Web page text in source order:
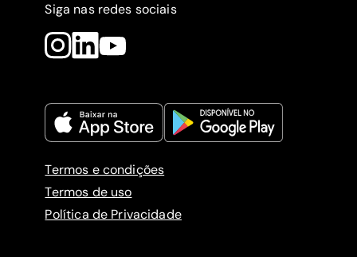
Siga nas redes sociais
Termos e condições
Termos de uso
Política de Privacidade